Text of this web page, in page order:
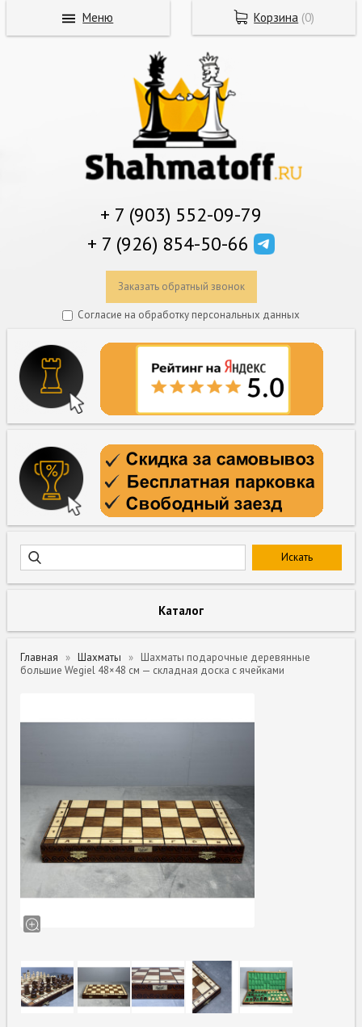
+ 7 (903) 552-09-79
+ 7 (926) 854-50-66
Заказать обратный звонок
Согласие на обработку персональных данных
Каталог
Главная Шахматы
Шахматы подарочные деревянные
большие Wegiel 48×48 см — складная доска с ячейками
Корзина (0)
Меню